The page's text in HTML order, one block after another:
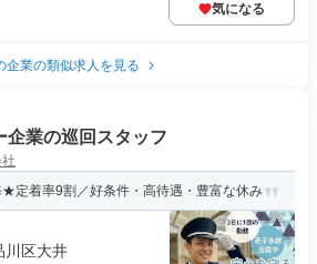
気になる
企業の類似求人を見る
業の巡回スタッフ
定着率9割／好条件・高待遇・豊富な休み
川区大井